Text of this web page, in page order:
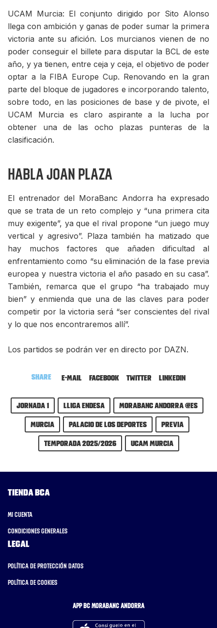
UCAM Murcia: El conjunto dirigido por Sito Alonso
llega con ambición y ganas de poder sumar la primera
victoria ante su afición. Los murcianos vienen de no
poder conseguir el billete para disputar la BCL de este
año, y ya tienen, entre ceja y ceja, el objetivo de poder
optar a la FIBA Europe Cup. Renovando en la gran
parte del bloque de jugadores e incorporando talento,
sobre todo, en las posiciones de base y de pivote, el
UCAM Murcia es claro aspirante a la lucha por
obtener una de las ocho plazas punteras de la
clasificación.
Habla Joan Plaza
El entrenador del MoraBanc Andorra ha expresado
que se trata de un reto complejo y “una primera cita
muy exigente”, ya que el rival propone “un juego muy
vertical y agresivo”. Plaza también ha matizado que
hay muchos factores que añaden dificultad al
enfrentamiento como “su eliminación de la fase previa
europea y nuestra victoria el año pasado en su casa”.
También, remarca que el grupo “ha trabajado muy
bien” y enmienda que una de las claves para poder
competir por la victoria será “ser conscientes del rival
y lo que nos encontraremos allí”.
Los partidos se podrán ver en directo por DAZN.
Share E-mail Facebook Twitter LinkedIn
Jornada 1 Lliga Endesa
MoraBanc Andorra @es
Murcia
Palacio de los Deportes
previa
Temporada 2025/2026
UCAM Murcia
Tienda BCA
Mi cuenta
Condiciones generales
Legal
Política de protección datos
Política de cookies
APP BC MORABANC ANDORRA